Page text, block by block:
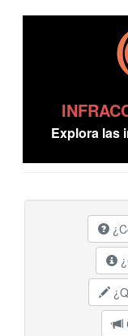
Explora las